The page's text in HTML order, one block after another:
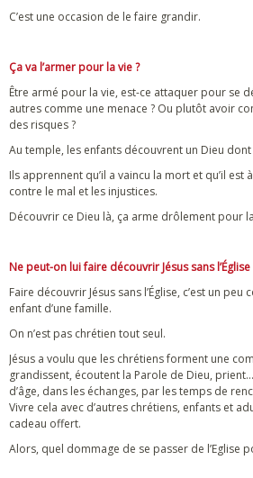
C’est une occasion de le faire grandir.
Ça va l’armer pour la vie ?
Être armé pour la vie, est-ce attaquer pour se
autres comme une menace ? Ou plutôt avoir
des risques ?
Au temple, les enfants découvrent un Dieu dont
Ils apprennent qu’il a vaincu la mort et qu’il
contre le mal et les injustices.
Découvrir ce Dieu là, ça arme drôlement pour
Ne peut-on lui faire découvrir Jésus sans l’Église
Faire découvrir Jésus sans l’Église, c’est un
enfant d’une famille.
On n’est pas chrétien tout seul.
Jésus a voulu que les chrétiens forment une
grandissent, écoutent la Parole de Dieu,
d’âge, dans les échanges, par les temps de
Vivre cela avec d’autres chrétiens, enfants et
cadeau offert.
Alors, quel dommage de se passer de l’Eglise